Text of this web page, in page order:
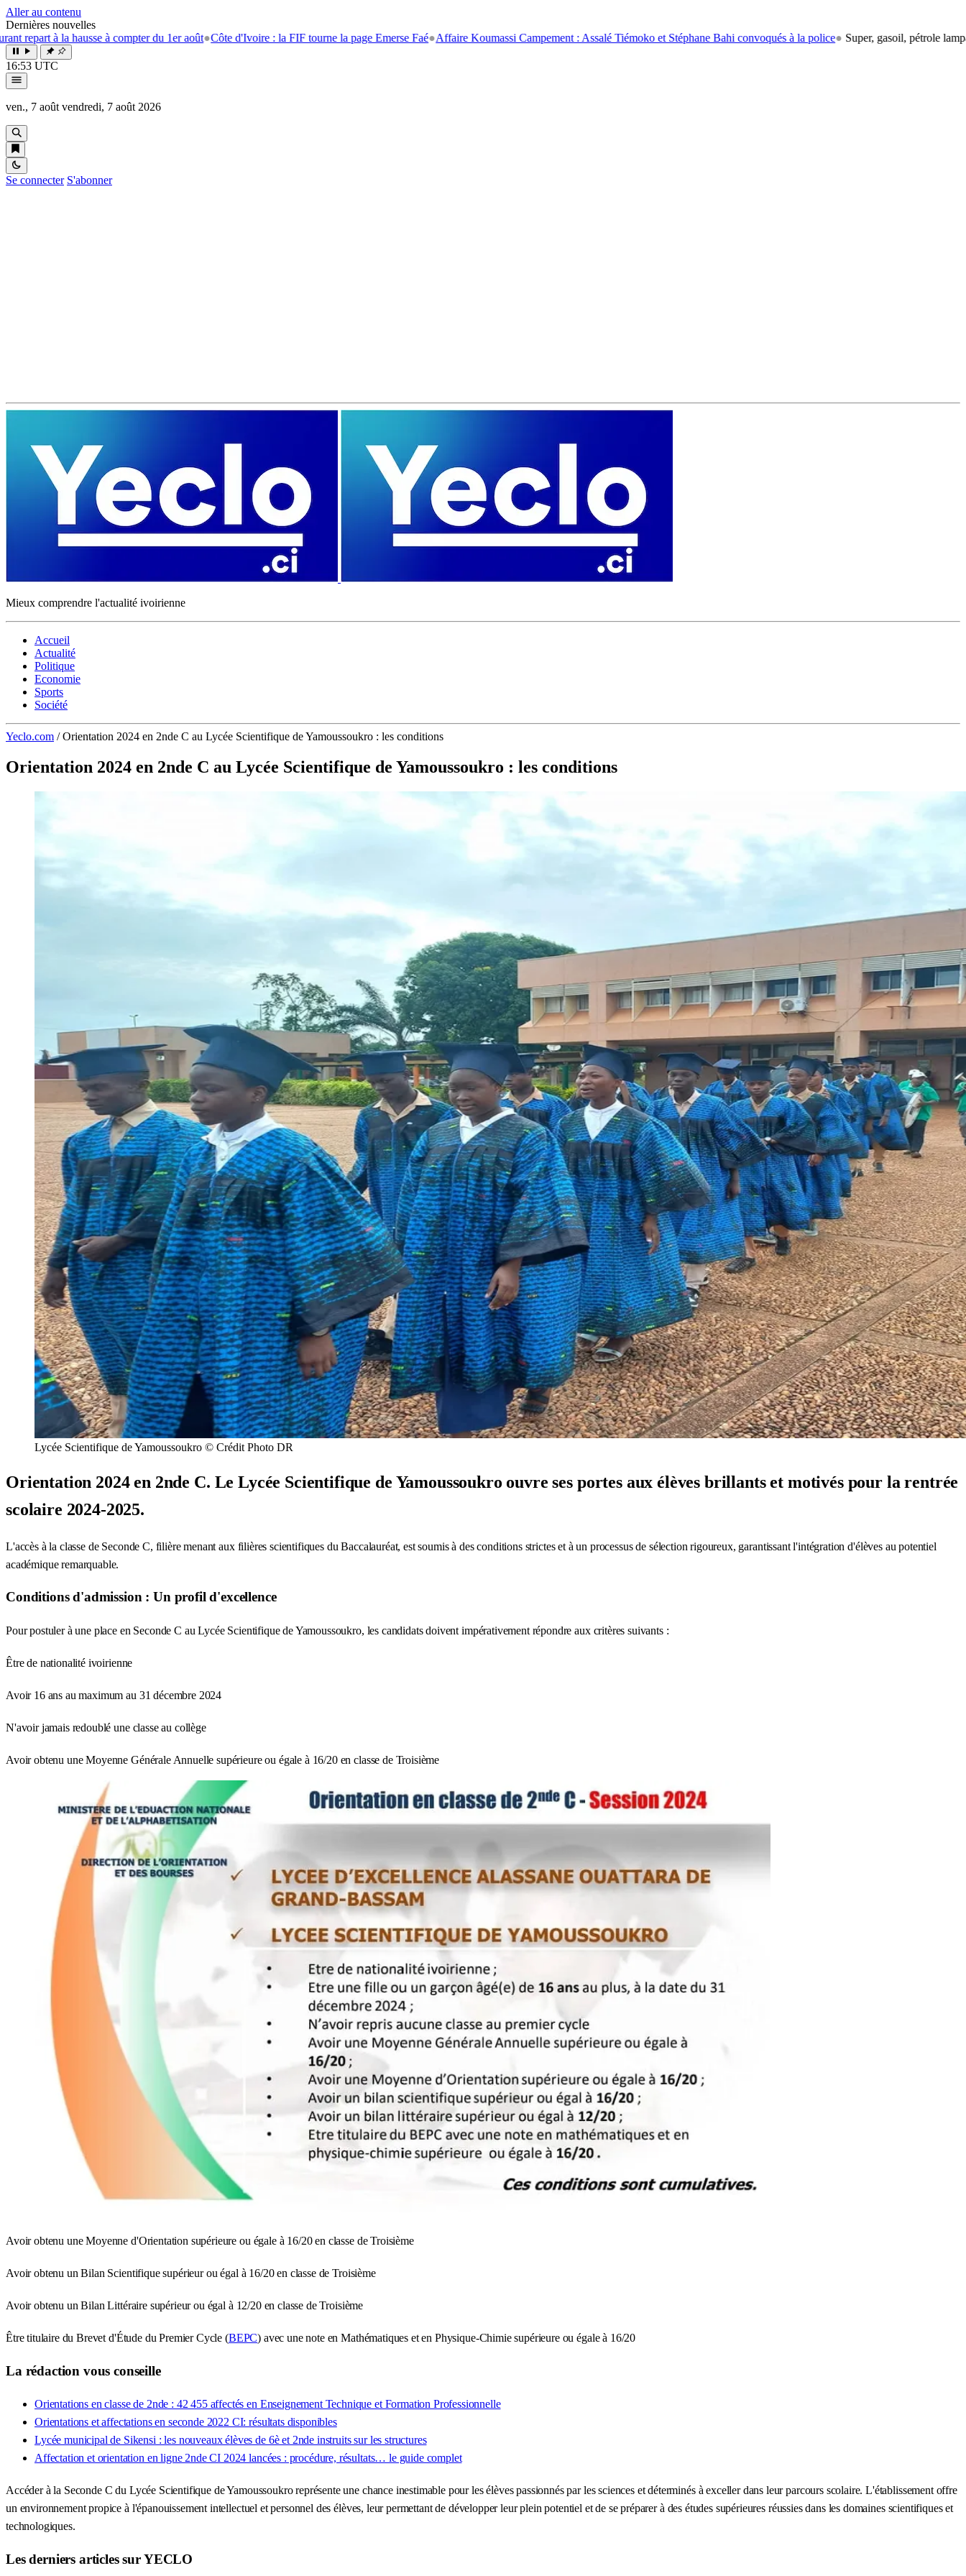
Aller au contenu
Dernières nouvelles
la hausse à compter du 1er août●Côte d'Ivoire : la FIF tourne la page Emerse Faé●Affaire Koumassi Campement : Assalé Tiémoko et Stéphane Bahi convoqués à la police● Super, gasoil, pétrole lampant: le
16:53 UTC
ven., 7 août vendredi, 7 août 2026
Se connecter S'abonner
Mieux comprendre l'actualité ivoirienne
Accueil
Actualité
Politique
Economie
Sports
Société
Yeclo.com / Orientation 2024 en 2nde C au Lycée Scientifique de Yamoussoukro : les conditions
Orientation 2024 en 2nde C au Lycée Scientifique de Yamoussoukro : les conditions
Lycée Scientifique de Yamoussoukro © Crédit Photo DR
Orientation 2024 en 2nde C. Le Lycée Scientifique de Yamoussoukro ouvre ses portes aux élèves brillants et motivés pour la rentrée
scolaire 2024-2025.
L'accès à la classe de Seconde C, filière menant aux filières scientifiques du Baccalauréat, est soumis à des conditions strictes et à un processus de sélection rigoureux, garantissant l'intégration d'élèves au potentiel
académique remarquable.
Conditions d'admission : Un profil d'excellence
Pour postuler à une place en Seconde C au Lycée Scientifique de Yamoussoukro, les candidats doivent impérativement répondre aux critères suivants :
Être de nationalité ivoirienne
Avoir 16 ans au maximum au 31 décembre 2024
N'avoir jamais redoublé une classe au collège
Avoir obtenu une Moyenne Générale Annuelle supérieure ou égale à 16/20 en classe de Troisième
Avoir obtenu une Moyenne d'Orientation supérieure ou égale à 16/20 en classe de Troisième
Avoir obtenu un Bilan Scientifique supérieur ou égal à 16/20 en classe de Troisième
Avoir obtenu un Bilan Littéraire supérieur ou égal à 12/20 en classe de Troisième
Être titulaire du Brevet d'Étude du Premier Cycle (BEPC) avec une note en Mathématiques et en Physique-Chimie supérieure ou égale à 16/20
La rédaction vous conseille
Orientations en classe de 2nde : 42 455 affectés en Enseignement Technique et Formation Professionnelle
Orientations et affectations en seconde 2022 CI: résultats disponibles
Lycée municipal de Sikensi : les nouveaux élèves de 6è et 2nde instruits sur les structures
Affectation et orientation en ligne 2nde CI 2024 lancées : procédure, résultats… le guide complet
Accéder à la Seconde C du Lycée Scientifique de Yamoussoukro représente une chance inestimable pour les élèves passionnés par les sciences et déterminés à exceller dans leur parcours scolaire. L'établissement offre
un environnement propice à l'épanouissement intellectuel et personnel des élèves, leur permettant de développer leur plein potentiel et de se préparer à des études supérieures réussies dans les domaines scientifiques et
technologiques.
Les derniers articles sur YECLO